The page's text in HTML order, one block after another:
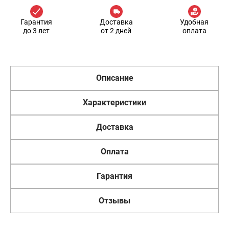
Гарантия
до 3 лет
Доставка
от 2 дней
Удобная
оплата
Описание
Характеристики
Доставка
Оплата
Гарантия
Отзывы